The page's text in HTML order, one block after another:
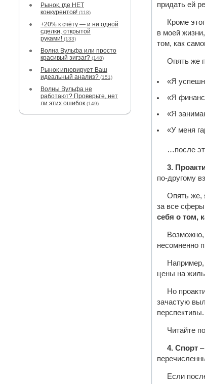
Рынок, где НЕТ
конкурентов! (118)
+20% к счёту — и ни одной
сделки, открытой
руками! (133)
Волна Вульфа или просто
красивый зигзаг? (148)
Рынок игнорирует Ваш
идеальный анализ? (151)
Волны Вульфа не
работают? Проверьте, нет
ли этих ошибок (149)
придать ей
Кроме
в моей
том, как
Опять же
«Я
«Я
«Я
«У меня
…после
3.
по-другому
Опять же,
за все
себя о том,
Возможно,
несомненно
цены на
Но
зачастую
перспективы.
Читайте
4. Спорт
Если